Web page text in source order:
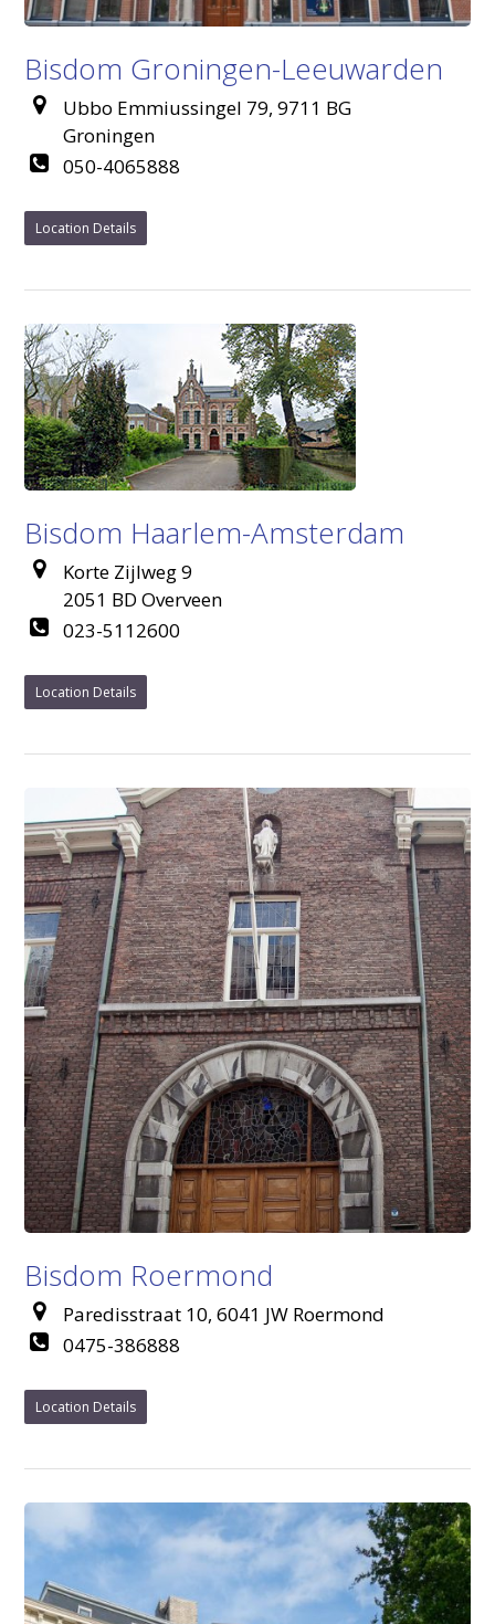
Bisdom Groningen-Leeuwarden
Ubbo Emmiussingel 79, 9711 BG
Groningen
050-4065888
Location Details
Bisdom Haarlem-Amsterdam
Korte Zijlweg 9
2051 BD Overveen
023-5112600
Location Details
Bisdom Roermond
Paredisstraat 10, 6041 JW Roermond
0475-386888
Location Details